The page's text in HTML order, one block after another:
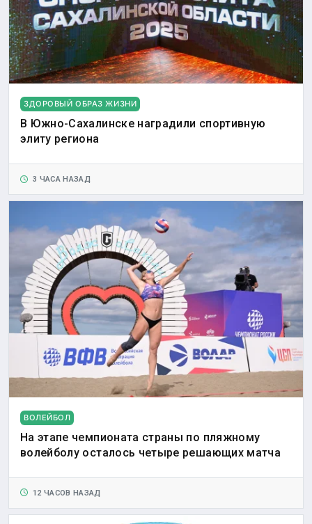
ЗДОРОВЫЙ ОБРАЗ ЖИЗНИ
В Южно-Сахалинске наградили спортивную
элиту региона
3 ЧАСА НАЗАД
ВОЛЕЙБОЛ
На этапе чемпионата страны по пляжному
волейболу осталось четыре решающих матча
12 ЧАСОВ НАЗАД